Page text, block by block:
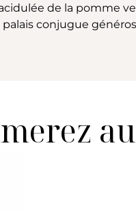
de la pomme
conjugue